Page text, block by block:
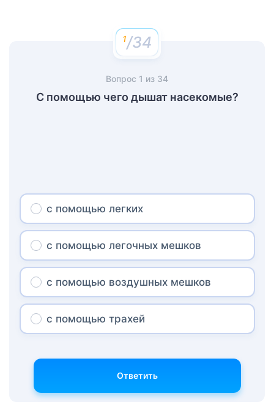
/34
Вопрос 1 из 34
С помощью чего дышат насекомые?
с помощью легких
с помощью легочных мешков
с помощью воздушных мешков
с помощью трахей
Ответить